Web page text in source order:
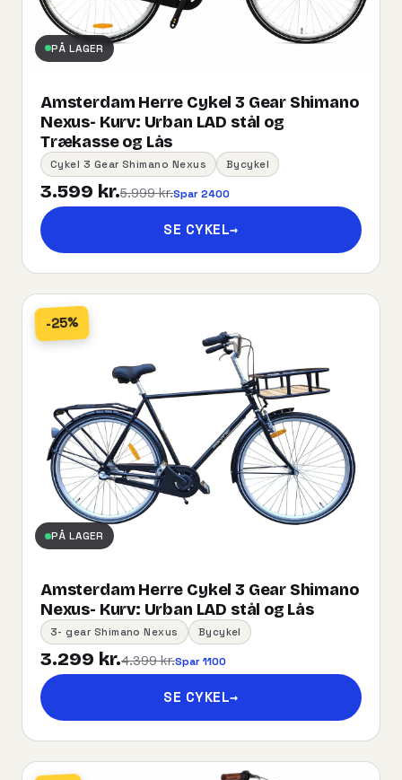
PÅ LAGER
Amsterdam Herre Cykel 3 Gear Shimano
Nexus- Kurv:​ ​Urban​ ​LAD​ ​stål og
Trækasse og Lås
Cykel 3 Gear Shimano Nexus Bycykel
3.599 kr.5.999 kr.Spar 2400
SE CYKEL→
-25%
PÅ LAGER
Amsterdam Herre Cykel 3 Gear Shimano
Nexus- Kurv:​ ​Urban​ ​LAD​ ​stål og Lås
3- gear Shimano Nexus Bycykel
3.299 kr.4.399 kr.Spar 1100
SE CYKEL→